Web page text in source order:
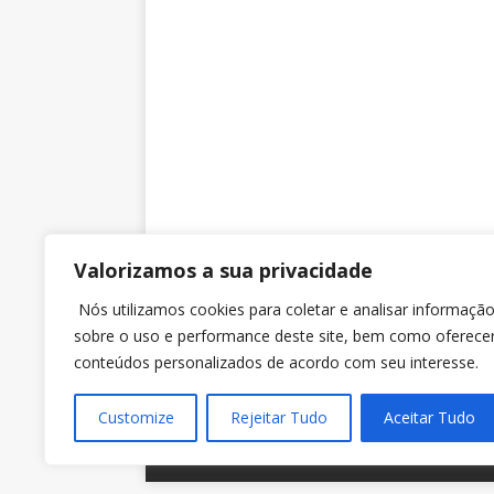
Valorizamos a sua privacidade
Nós utilizamos cookies para coletar e analisar informação
sobre o uso e performance deste site, bem como
conteúdos personalizados de acordo com seu interesse.
Customize Rejeitar Tudo Aceitar Tudo
SINTRAJUSC
Rua dos Ilhéus nº 118 Sobreloja – Sala 3 – Ed.
Daux, Centro, Florianópolis (SC). CEP 88010-560.
Copyright © 2023 Sintrajusc.